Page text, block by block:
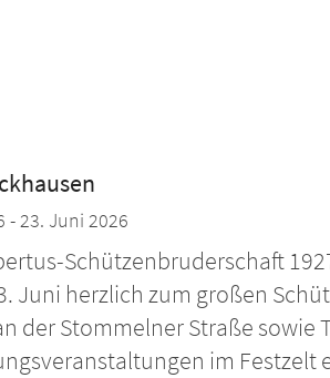
- 23. Juni 2026
Schützenbruderschaft
Juni herzlich zum großen
der Stommelner Straße sowie
im Festzelt